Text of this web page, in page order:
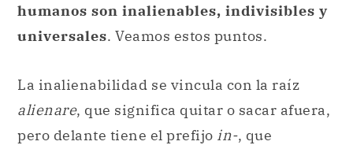
humanos son inalienables, indivisibles y
universales. Veamos estos puntos.
La inalienabilidad se vincula con la raíz
alienare, que significa quitar o sacar afuera,
pero delante tiene el prefijo in-, que